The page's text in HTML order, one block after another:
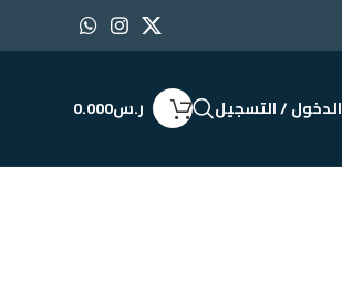
الدخول / التسجيل ر.س0.000